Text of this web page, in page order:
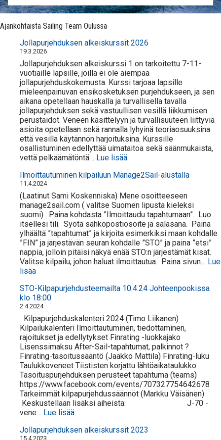
Ajankohtaista Sailing Team Oulussa
Jollapurjehduksen alkeiskurssit 2026
19.3.2026
Jollapurjehduksen alkeiskurssi 1 on tarkoitettu 7-11-
vuotiaille lapsille, joilla ei ole aiempaa
jollapurjehduskokemusta. Kurssi tarjoaa lapsille
mieleenpainuvan ensikosketuksen purjehdukseen, ja sen
aikana opetellaan hauskalla ja turvallisella tavalla
jollapurjehduksen sekä vastuullisen vesillä liikkumisen
perustaidot. Veneen käsittelyyn ja turvallisuuteen liittyviä
asioita opetellaan sekä rannalla lyhyinä teoriaosuuksina
että vesillä käytännön harjoituksina. Kurssille
osallistuminen edellyttää uimataitoa sekä säänmukaista,
vettä pelkäämätöntä… Lue lisää:
alkeiskurssit
Ilmoittautuminen kilpailuun Manage2Sail-alustalla
11.4.2024
(Laatinut Sami Koskenniska) Mene osoitteeseen
manage2sail.com ( valitse Suomen lipusta kieleksi
suomi). Paina kohdasta ”Ilmoittaudu tapahtumaan”. Luo
itsellesi tili. Syötä sähköpostiosoite ja salasana. Paina
ylhäältä ”tapahtumat” ja kirjoita esimerkiksi maan kohdalle
”FIN” ja järjestävän seuran kohdalle ”STO” ja paina ”etsi”
nappia, jolloin pitäisi näkyä enää STO:n järjestämät kisat.
Valitse kilpailu, johon haluat ilmoittautua. Paina sivun… Lue
lisää:
kilpailuun
Manage2Sail-
alustalla
STO-Kilpapurjehdusteemailta 10.4.24 Johteenpookissa
klo 18:00
2.4.2024
Kilpapurjehduskalenteri 2024 (Timo Liikanen)
Kilpailukalenteri Ilmoittautuminen, tiedottaminen,
rajoitukset ja edellytykset Finrating -luokkajako
Lisenssimaksu After-Sail-tapahtumat, palkinnot ?
Finrating-tasoitussääntö (Jaakko Mattila) Finrating-luku
Taulukkoveneet Tiististen korjattu lähtöaikataulukko
Tasoituspurjehduksen perusteet tapahtuma (teams)
https://www.facebook.com/events/707327754642678
Tärkeimmät kilpapurjehdussäännöt (Markku Väisänen)
Keskustellaan lisäksi aiheista: J-70 -
vene… Lue lisää:
Kilpapurjehdusteemailta
Jollapurjehduksen alkeiskurssit 2023
15.4.2023